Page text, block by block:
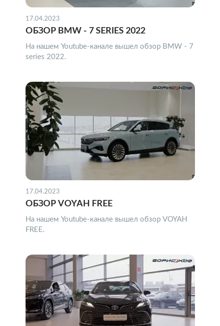
17.04.2023
ОБЗОР BMW - 7 SERIES 2022
На нашем Youtube-канале вышел обзор BMW - 7
series 2022.
17.04.2023
ОБЗОР VOYAH FREE
На нашем Youtube-канале вышел обзор VOYAH
FREE.